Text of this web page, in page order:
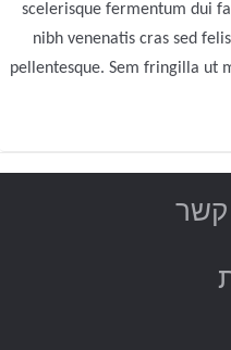
scelerisque fermentum dui
nibh venenatis cras sed
pellentesque. Sem fringilla ut
קשר